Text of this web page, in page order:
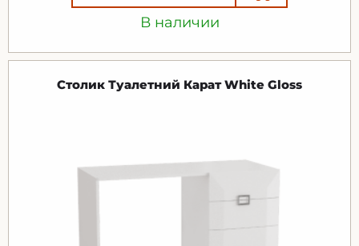
В наличии
Столик Туалетний Карат White Gloss